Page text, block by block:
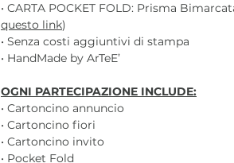
• CARTA POCKET FOLD: Prisma
questo link)
• Senza costi aggiuntivi di stampa
• HandMade by ArTeE’
OGNI PARTECIPAZIONE INCLUDE:
• Cartoncino annuncio
• Cartoncino fiori
• Cartoncino invito
• Pocket Fold